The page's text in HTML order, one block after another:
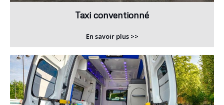
Taxi conventionné
En savoir plus >>